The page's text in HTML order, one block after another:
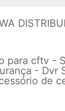
para cftv -
- Dvr
de